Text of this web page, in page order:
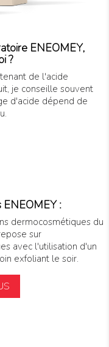
ENEOMEY,
?
de l'acide
je conseille souvent
d'acide dépend de
ENEOMEY :
dermocosmétiques du
sur
avec l'utilisation d'un
exfoliant le soir.